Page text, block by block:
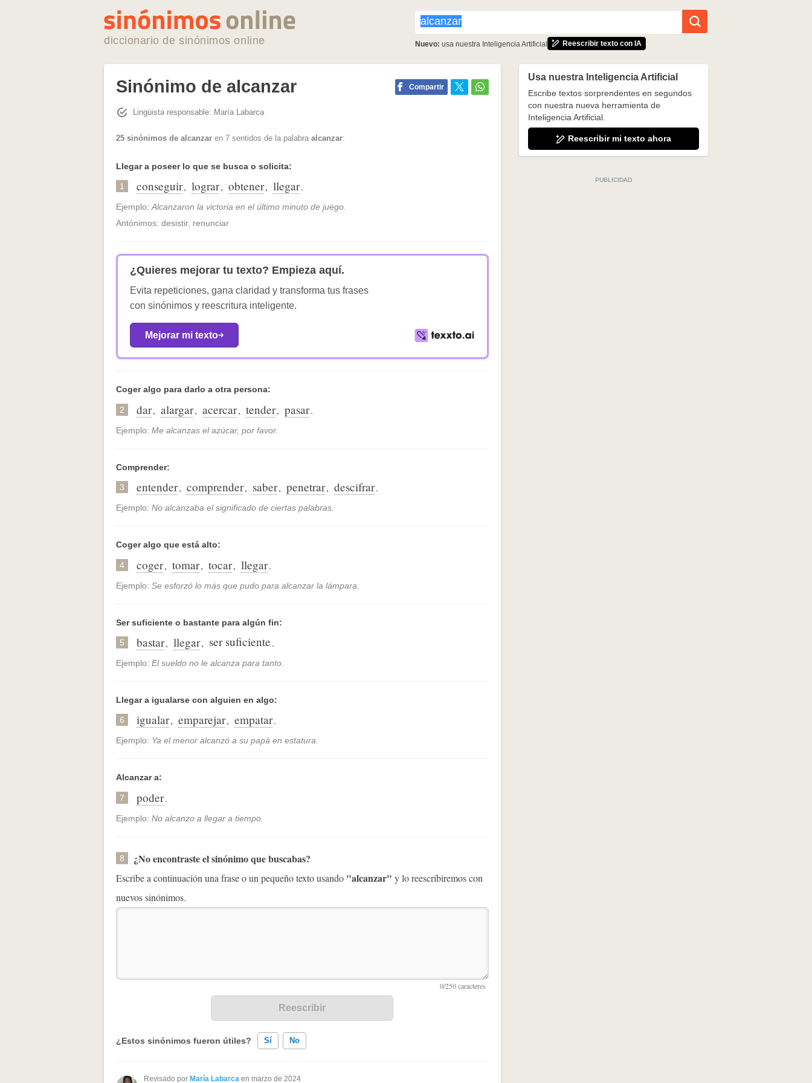
diccionario de sinónimos online Nuevo: usa nuestra Inteligencia Artificial Reescribir texto con IA
Sinónimo de alcanzar Compartir
Lingüista responsable: María Labarca
25 sinónimos de alcanzar en 7 sentidos de la palabra alcanzar:
Llegar a poseer lo que se busca o solicita:
1 conseguir, lograr, obtener, llegar.
Ejemplo:Alcanzaron la victoria en el último minuto de juego.
Antónimos: desistir, renunciar
¿Quieres mejorar tu texto? Empieza aquí.
Evita repeticiones, gana claridad y transforma tus frases
con sinónimos y reescritura inteligente.
Mejorar mi texto
Coger algo para darlo a otra persona:
2 dar, alargar, acercar, tender, pasar.
Ejemplo: Me alcanzas el azúcar, por favor.
Comprender:
3 entender, comprender, saber, penetrar, descifrar.
Ejemplo: No alcanzaba el significado de ciertas palabras.
Coger algo que está alto:
4 coger, tomar, tocar, llegar.
Ejemplo: Se esforzó lo más que pudo para alcanzar la lámpara.
Ser suficiente o bastante para algún fin:
5 bastar, llegar, ser suficiente.
Ejemplo: El sueldo no le alcanza para tanto.
Llegar a igualarse con alguien en algo:
6 igualar, emparejar, empatar.
Ejemplo: Ya el menor alcanzó a su papá en estatura.
Alcanzar a:
7 poder.
Ejemplo: No alcanzo a llegar a tiempo.
8 ¿No encontraste el sinónimo que buscabas?
Escribe a continuación una frase o un pequeño texto usando "alcanzar" y lo reescribiremos con
nuevos sinónimos.
¿Estos sinónimos fueron útiles? Sí No
Existen sinónimos incorrectos
Revisado por María Labarca en marzo de 2024
Usa nuestra Inteligencia Artificial
Escribe textos sorprendentes en segundos
con nuestra nueva herramienta de
Inteligencia Artificial.
Reescribir mi texto ahora